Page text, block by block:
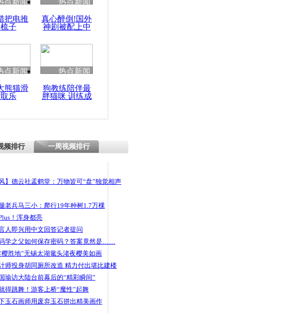
把电推
子
真心醉倒!国外
神剧被配上中
点新闻
熊猫滑
乐
热点新闻
狗教练陪伴最
胖猫咪 训练成
频排行 一周视频排行
风】德云社孟鹤堂：万物皆可“盘”独觉相声
老兵马三小：爬行19年种树1.7万棵
！浑身都亮
人即兴用中文回答记者提问
学之父如何保存密码？答案竟然是……
樱胜地”无锡太湖鼋头渚夜樱美如画
师投身胡同厕所改造 精力付出堪比建楼
瑜访大陆台前幕后的“精彩瞬间”
得跳舞！游客上桥“魔性”起舞
玉石画师用废弃玉石拼出精美画作